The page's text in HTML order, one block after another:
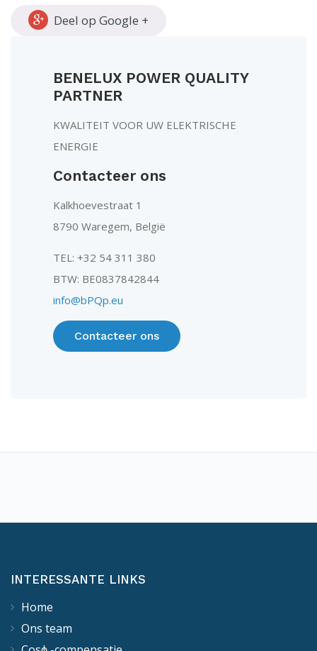
Deel op Google +
BENELUX POWER QUALITY
PARTNER
KWALITEIT VOOR UW ELEKTRISCHE
ENERGIE
Contacteer ons
Kalkhoevestraat 1
8790 Waregem, België
TEL: +32 54 311 380
BTW: BE0837842844
info@bPQp.eu
Contacteer ons
INTERESSANTE LINKS
Home
Ons team